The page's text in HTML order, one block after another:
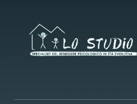
contenuto